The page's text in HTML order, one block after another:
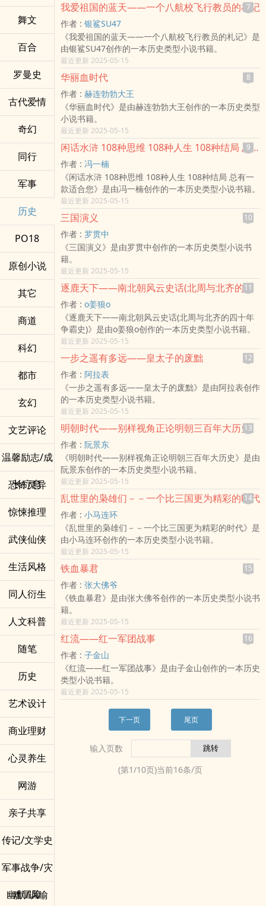
舞文
百合
罗曼史
古代爱情
奇幻
同行
军事
历史
PO18
原创小说
其它
商道
科幻
都市
玄幻
文艺评论
温馨励志/成
长疗愈
恐怖灵异
惊悚推理
武侠仙侠
生活风格
同人衍生
人文科普
随笔
历史
艺术设计
商业理财
心灵养生
网游
亲子共享
传记/文学史
军事战争/灾
难冒险
幽默/讽喻
我爱祖国的蓝天——一个八航校飞行教员的札记
7
作者 : 银鲨SU47
《我爱祖国的蓝天——一个八航校飞行教员的札记》是
由银鲨SU47创作的一本历史类型小说书籍。
最近更新 2025-05-15
华丽血时代 8
作者 : 赫连勃勃大王
《华丽血时代》是由赫连勃勃大王创作的一本历史类型
小说书籍。
最近更新 2025-05-15
闲话水浒 108种思维 108种人生 108种结局 总有一款适合您
9
作者 : 冯一楠
《闲话水浒 108种思维 108种人生 108种结局 总有一
款适合您》是由冯一楠创作的一本历史类型小说书籍。
最近更新 2025-05-15
三国演义 10
作者 : 罗贯中
《三国演义》是由罗贯中创作的一本历史类型小说书
籍。
最近更新 2025-05-15
逐鹿天下——南北朝风云史话(北周与北齐的四十年争霸史)
11
作者 : o姜狼o
《逐鹿天下——南北朝风云史话(北周与北齐的四十年
争霸史)》是由o姜狼o创作的一本历史类型小说书籍。
最近更新 2025-05-15
一步之遥有多远——皇太子的废黜 12
作者 : 阿拉表
《一步之遥有多远——皇太子的废黜》是由阿拉表创作
的一本历史类型小说书籍。
最近更新 2025-05-15
明朝时代——别样视角正论明朝三百年大历史
13
作者 : 阮景东
《明朝时代——别样视角正论明朝三百年大历史》是由
阮景东创作的一本历史类型小说书籍。
最近更新 2025-05-15
乱世里的枭雄们－－一个比三国更为精彩的时代
14
作者 : 小马连环
《乱世里的枭雄们－－一个比三国更为精彩的时代》是
由小马连环创作的一本历史类型小说书籍。
最近更新 2025-05-15
铁血暴君 15
作者 : 张大佛爷
《铁血暴君》是由张大佛爷创作的一本历史类型小说书
籍。
最近更新 2025-05-15
红流——红一军团战事 16
作者 : 子金山
《红流——红一军团战事》是由子金山创作的一本历史
类型小说书籍。
最近更新 2025-05-15
下一页 尾页
输入页数
(第1/10页)当前16条/页